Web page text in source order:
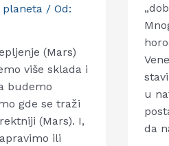
planeta / Od:
(Mars)
više sklada i
budemo
gde se traži
(Mars). I,
ili
u
da